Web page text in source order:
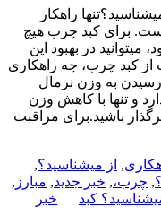
راهکار
برای کبد چرب هیچ
میتوانید در بهبود این
از کبد چرب، چه راهکاری
رسیدن به وزن نرمال
و تنها با کاهش وزن
باشید.برای مراقبت
, از میشناسید؟,
, چرب،, خبر جدید, مبارز ,
کبد
خبر